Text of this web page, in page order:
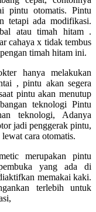
pintu otomatis. Pintu
tetapi ada modifikasi.
atau timah hitam .
cahaya x tidak tembus
timah hitam ini.
hanya melakukan
, pintu akan segera
pintu akan menutup
teknologi Pintu
teknologi, Adanya
jadi penggerak pintu,
cara otomatis.
merupakan pintu
yang ada di
memakai kaki.
terlebih untuk